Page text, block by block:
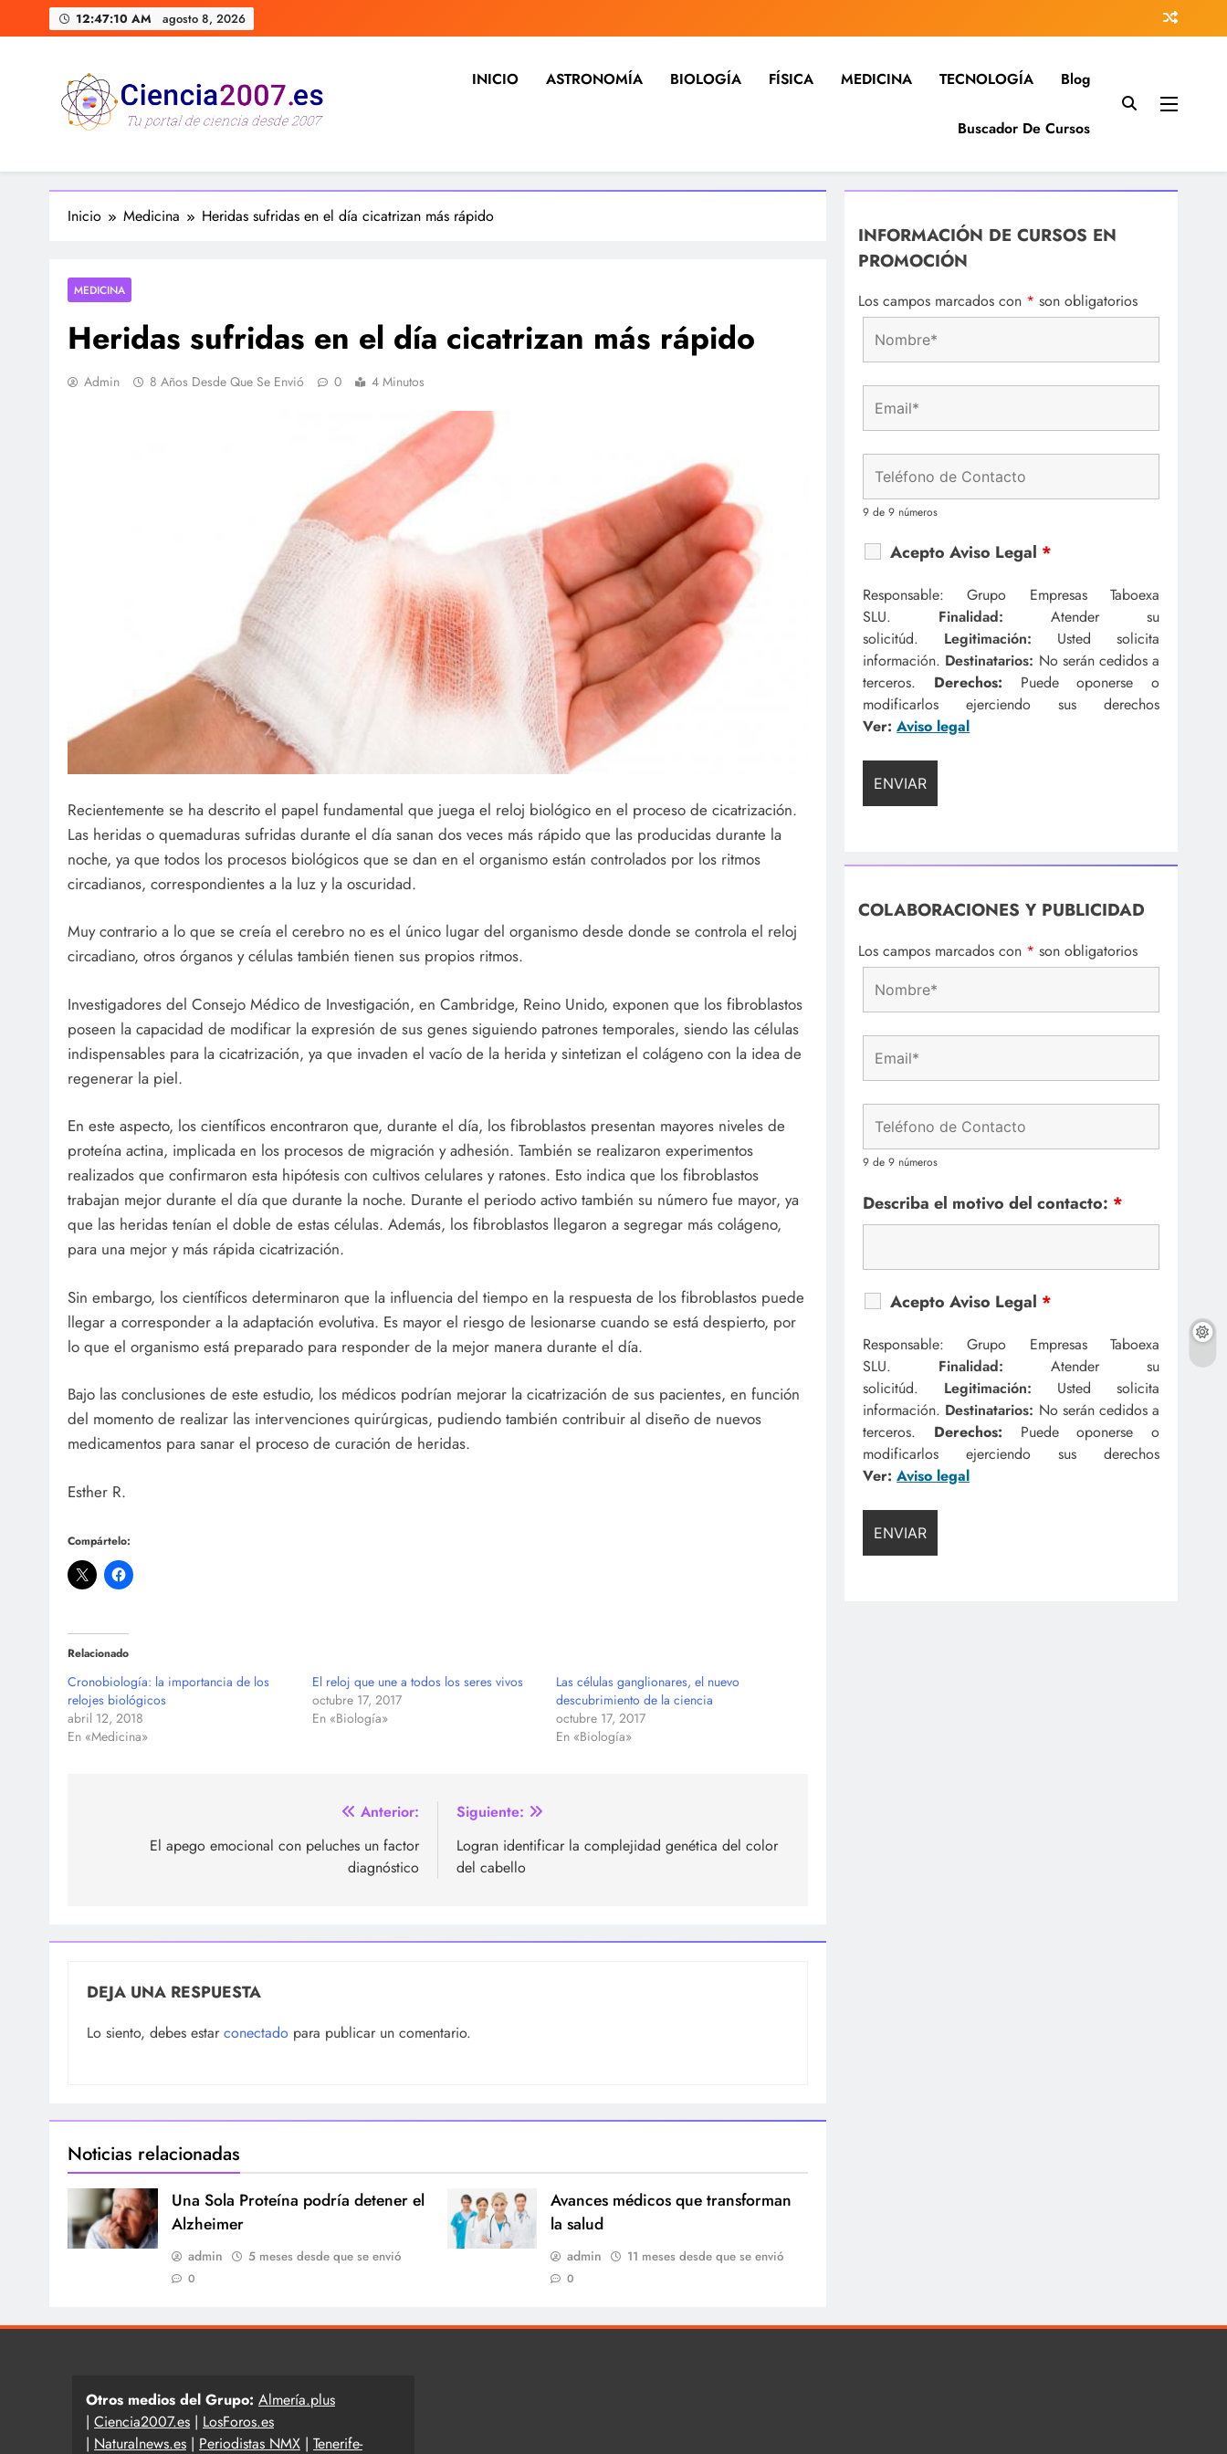
al
12:47:11 AM agosto 8, 2026
INICIO ASTRONOMÍA BIOLOGÍA FÍSICA MEDICINA TECNOLOGÍA Blog
Buscador De Cursos
Inicio Medicina Heridas sufridas en el día cicatrizan más rápido
MEDICINA
Heridas sufridas en el día cicatrizan más rápido
Admin 8 Años Desde Que Se Envió 0 4 Minutos
Recientemente se ha descrito el papel fundamental que juega el reloj biológico en el proceso de cicatrización.
Las heridas o quemaduras sufridas durante el día sanan dos veces más rápido que las producidas durante la
noche, ya que todos los procesos biológicos que se dan en el organismo están controlados por los ritmos
circadianos, correspondientes a la luz y la oscuridad.
Muy contrario a lo que se creía el cerebro no es el único lugar del organismo desde donde se controla el reloj
circadiano, otros órganos y células también tienen sus propios ritmos.
Investigadores del Consejo Médico de Investigación, en Cambridge, Reino Unido, exponen que los fibroblastos
poseen la capacidad de modificar la expresión de sus genes siguiendo patrones temporales, siendo las células
indispensables para la cicatrización, ya que invaden el vacío de la herida y sintetizan el colágeno con la idea de
regenerar la piel.
En este aspecto, los científicos encontraron que, durante el día, los fibroblastos presentan mayores niveles de
proteína actina, implicada en los procesos de migración y adhesión. También se realizaron experimentos
realizados que confirmaron esta hipótesis con cultivos celulares y ratones. Esto indica que los fibroblastos
trabajan mejor durante el día que durante la noche. Durante el periodo activo también su número fue mayor, ya
que las heridas tenían el doble de estas células. Además, los fibroblastos llegaron a segregar más colágeno,
para una mejor y más rápida cicatrización.
Sin embargo, los científicos determinaron que la influencia del tiempo en la respuesta de los fibroblastos puede
llegar a corresponder a la adaptación evolutiva. Es mayor el riesgo de lesionarse cuando se está despierto, por
lo que el organismo está preparado para responder de la mejor manera durante el día.
Bajo las conclusiones de este estudio, los médicos podrían mejorar la cicatrización de sus pacientes, en función
del momento de realizar las intervenciones quirúrgicas, pudiendo también contribuir al diseño de nuevos
medicamentos para sanar el proceso de curación de heridas.
Esther R.
Compártelo:
Relacionado
Cronobiología: la importancia de los
relojes biológicos
abril 12, 2018
En «Medicina»
El reloj que une a todos los seres vivos
octubre 17, 2017
En «Biología»
Las células ganglionares, el nuevo
descubrimiento de la ciencia
octubre 17, 2017
En «Biología»
Anterior:
El apego emocional con peluches un factor
diagnóstico
Siguiente:
Logran identificar la complejidad genética del color
del cabello
DEJA UNA RESPUESTA
Lo siento, debes estar conectado para publicar un comentario.
Noticias relacionadas
Una Sola Proteína podría detener el
Alzheimer
admin 5 meses desde que se envió
0
Avances médicos que transforman
la salud
admin 11 meses desde que se envió
0
INFORMACIÓN DE CURSOS EN
PROMOCIÓN
Los campos marcados con * son obligatorios
9 de 9 números
Acepto Aviso Legal *
Responsable: Grupo Empresas Taboexa
SLU. Finalidad:Atender su
solicitúd. Legitimación: Usted solicita
información. Destinatarios: No serán cedidos a
terceros. Derechos: Puede oponerse o
modificarlos ejerciendo sus derechos
Ver:Aviso legal
COLABORACIONES Y PUBLICIDAD
Los campos marcados con * son obligatorios
9 de 9 números
Describa el motivo del contacto: *
Acepto Aviso Legal *
Responsable: Grupo Empresas Taboexa
SLU. Finalidad:Atender su
solicitúd. Legitimación: Usted solicita
información. Destinatarios: No serán cedidos a
terceros. Derechos: Puede oponerse o
modificarlos ejerciendo sus derechos
Ver:Aviso legal
Otros medios del Grupo: Almería.plus
| Ciencia2007.es | LosForos.es
| Naturalnews.es | Periodistas NMX | Tenerife-